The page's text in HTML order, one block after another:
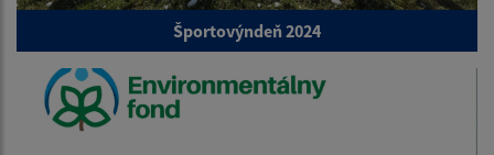
Športovýndeň 2024